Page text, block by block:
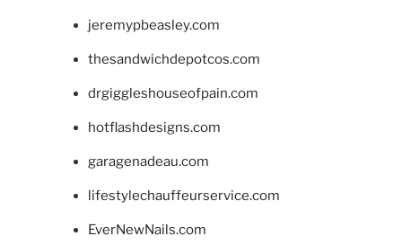
jeremypbeasley.com
thesandwichdepotcos.com
drgiggleshouseofpain.com
hotflashdesigns.com
garagenadeau.com
lifestylechauffeurservice.com
EverNewNails.com